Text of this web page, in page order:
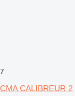
7
CMA CALIBREUR 2